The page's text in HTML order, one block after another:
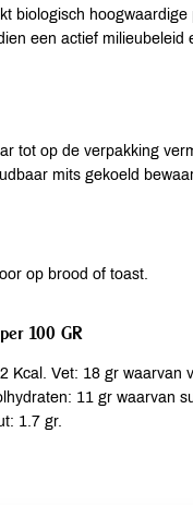
biologisch hoogwaardige
een actief milieubeleid
tot op de verpakking
mits gekoeld
op brood of toast.
100 GR
Kcal. Vet: 18 gr waarvan
11 gr waarvan
1.7 gr.